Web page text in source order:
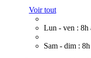
Voir tout
Lun - ven : 8h
Sam - dim :